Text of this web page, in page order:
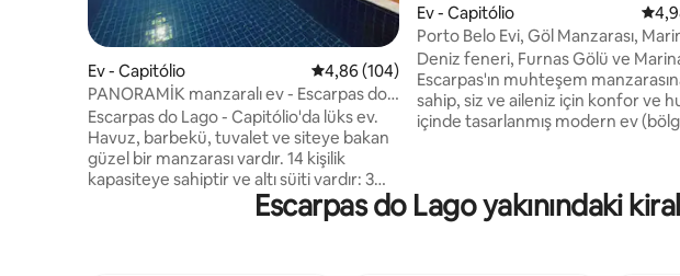
Ev - Capitólio 5 üzerinden ortalama 4,86 puan, 104
4,86 (104)
PANORAMİK manzaralı ev - Escarpas do
Lago
Escarpas do Lago - Capitólio'da lüks ev.
Havuz, barbekü, tuvalet ve siteye bakan
güzel bir manzarası vardır. 14 kişilik
kapasiteye sahiptir ve altı süiti vardır: 3
queen yatak, 1 çift kişilik ve 6 tek kişilik
yatak. Tüm süitlerde tavan vantilatörü
Ev - Capitólio 5
Porto Belo Evi, Göl Manzarası,
Escarpas tarafı
Deniz feneri, Furnas Gölü ve
Escarpas'ın muhteşem
sahip, siz ve aileniz için konfor ve
içinde tasarlanmış modern ev
São 2suites and 2quartos, all new
beds and mattresses. Toplam 3 banyo ve
Escarpas do Lago yakınındaki